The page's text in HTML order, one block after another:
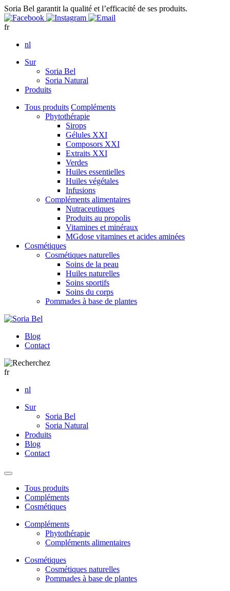
Soria Bel garantit la qualité et l’efficacité de ses produits.
fr
nl
Sur
Soria Bel
Soria Natural
Produits
Tous produits Compléments
Phytothérapie
Sirops
Gélules XXI
Composors XXI
Extraits XXI
Verdes
Huiles essentielles
Huiles végétales
Infusions
Compléments alimentaires
Nutraceutiques
Produits au propolis
Vitamines et minéraux
MGdose vitamines et acides aminées
Cosmétiques
Cosmétiques naturelles
Soins de la peau
Huiles naturelles
Soins sportifs
Soins du corps
Pommades à base de plantes
Blog
Contact
fr
nl
Sur
Soria Bel
Soria Natural
Produits
Blog
Contact
Tous produits
Compléments
Cosmétiques
Compléments
Phytothérapie
Compléments alimentaires
Cosmétiques
Cosmétiques naturelles
Pommades à base de plantes